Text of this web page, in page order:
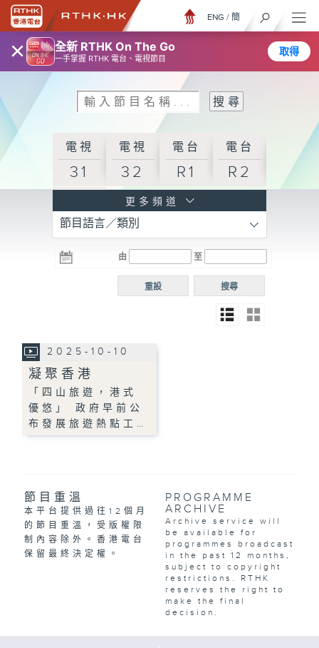
× 全新 RTHK On The Go
一手掌握 RTHK 電台、電視節目
取得
ENG / 簡
電視
31
電視
32
電台
R1
電台
R2
R3
電台 電台
R5
電台
普通
更多頻道
節目語言／類別
由 至
搜尋
重設
2025-10-10
凝聚香港
「四山旅遊，港式
優悠」 政府早前公
布發展旅遊熱點工…
節目重溫
本平台提供過往12個月
的節目重溫，受版權限
制內容除外。香港電台
保留最終決定權。
PROGRAMME
ARCHIVE
Archive service will
be available for
programmes broadcast
in the past 12 months,
subject to copyright
restrictions. RTHK
reserves the right to
make the final
decision.